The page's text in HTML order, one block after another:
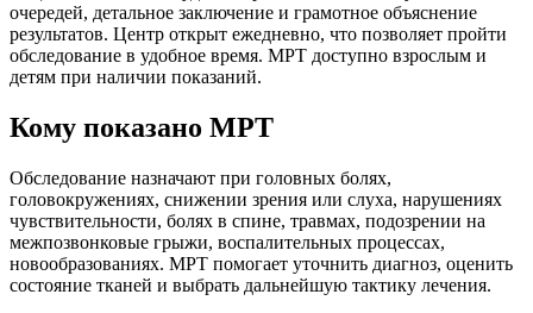
очередей, детальное заключение и грамотное объяснение
результатов. Центр открыт ежедневно, что позволяет пройти
обследование в удобное время. МРТ доступно взрослым и
детям при наличии показаний.
Кому показано МРТ
Обследование назначают при головных болях,
головокружениях, снижении зрения или слуха, нарушениях
чувствительности, болях в спине, травмах, подозрении на
межпозвонковые грыжи, воспалительных процессах,
новообразованиях. МРТ помогает уточнить диагноз, оценить
состояние тканей и выбрать дальнейшую тактику лечения.